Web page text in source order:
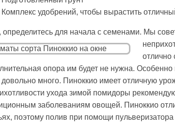
Комплекс удобрений, чтобы вырастить
определитесь для начала с семенами. Мы
отлично
опора им будет не нужна.
много. Пиноккио имеет отличную
ухода зимой помидоры
заболеваниям овощей. Пиноккио
поэтому полив при помощи